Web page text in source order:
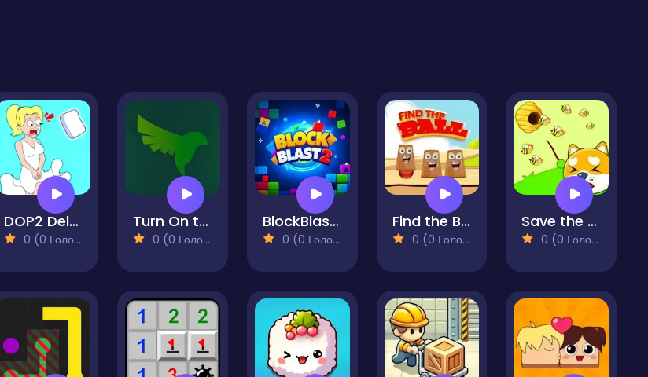
DOP2 Delete part in Love Story
0 (0 Голосів)
Turn On the Green Lights
0 (0 Голосів)
BlockBlast2
0 (0 Голосів)
Find the Ball Game
0 (0 Голосів)
Save the Champions
0 (0 Голосів)